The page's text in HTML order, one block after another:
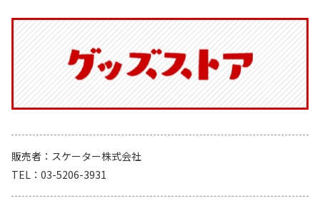
販売者
スケーター株式会社
TEL
03-5206-3931